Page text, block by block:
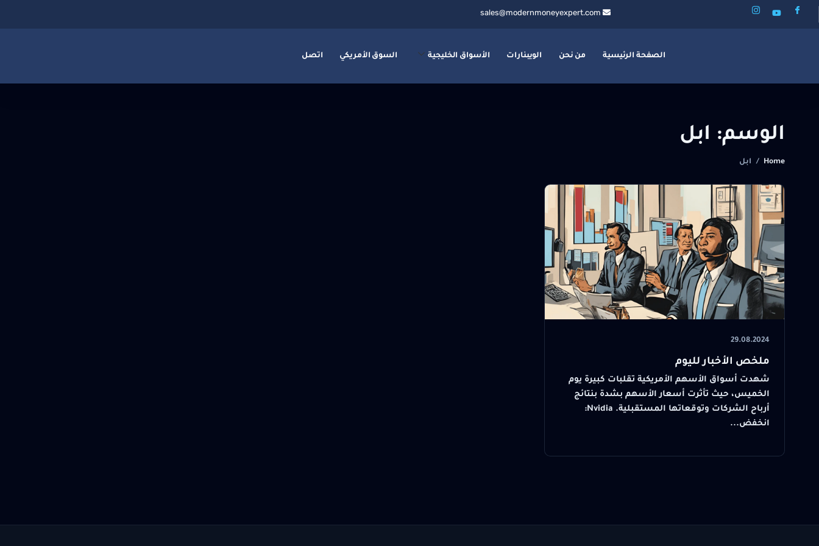
sales@modernmoneyexpert.com
الصفحة الرئيسية من نحن الويبنارات الأسواق الخليجية السوق الأمريكي اتصل
الوسم: ابل
Home
/ ابل
29.08.2024
ملخص الأخبار لليوم
شهدت أسواق الأسهم الأمريكية تقلبات كبيرة يوم
الخميس، حيث تأثرت أسعار الأسهم بشدة بنتائج
أرباح الشركات وتوقعاتها المستقبلية. Nvidia:
انخفض...